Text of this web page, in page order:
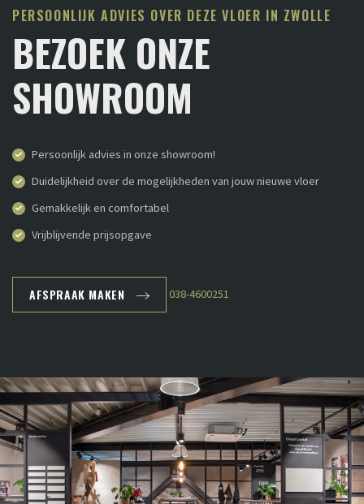
PERSOONLIJK ADVIES OVER DEZE VLOER IN ZWOLLE
BEZOEK ONZE
SHOWROOM
Persoonlijk advies in onze showroom!
Duidelijkheid over de mogelijkheden van jouw nieuwe vloer
Gemakkelijk en comfortabel
Vrijblijvende prijsopgave
AFSPRAAK MAKEN 038-4600251